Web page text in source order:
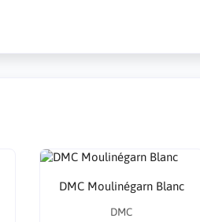
DMC Moulinégarn Blanc
DMC